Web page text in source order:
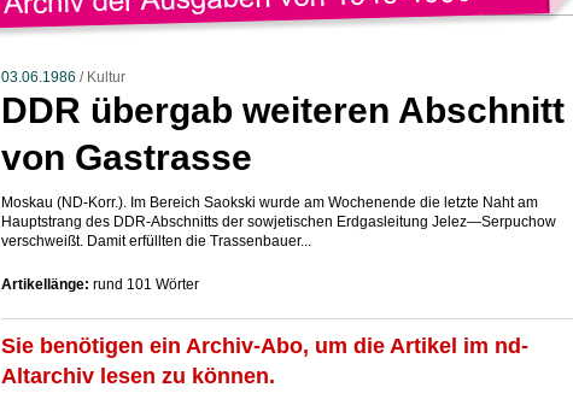
03.06.1986 / Kultur
DDR übergab weiteren Abschnitt
von Gastrasse
Moskau (ND-Korr.). Im Bereich Saokski wurde am Wochenende die letzte Naht am
Hauptstrang des DDR-Abschnitts der sowjetischen Erdgasleitung Jelez—Serpuchow
verschweißt. Damit erfüllten die Trassenbauer...
Artikellänge: rund 101 Wörter
Sie benötigen ein Archiv-Abo, um die Artikel im nd-
Altarchiv lesen zu können.